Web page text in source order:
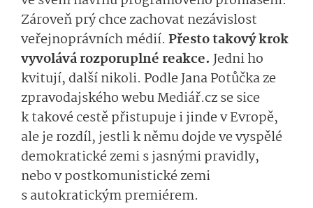
Zároveň prý chce zachovat nezávislost
veřejnoprávních médií. Přesto takový krok
vyvolává rozporuplné reakce.Jedni ho
kvitují, další nikoli. Podle Jana Potůčka ze
zpravodajského webu Mediář.cz se sice
k takové cestě přistupuje i jinde v Evropě,
ale je rozdíl, jestli k němu dojde ve vyspělé
demokratické zemi s jasnými pravidly,
nebo v postkomunistické zemi
s autokratickým premiérem.